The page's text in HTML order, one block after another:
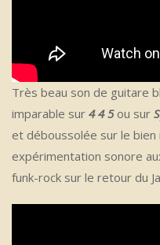
Très beau son de guitare
imparable sur 4 4 5ou sur
et déboussolée sur le bien
expérimentation sonore
funk-rock sur le retour du